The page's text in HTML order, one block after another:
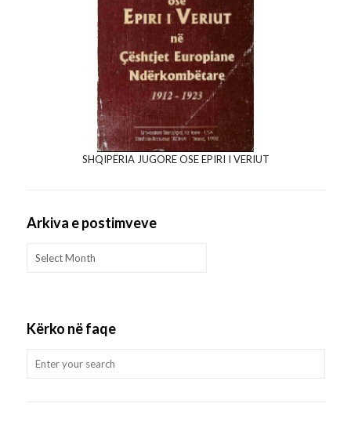
SHQIPËRIA JUGORE OSE EPIRI I VERIUT
Arkiva e postimveve
Kërko në faqe